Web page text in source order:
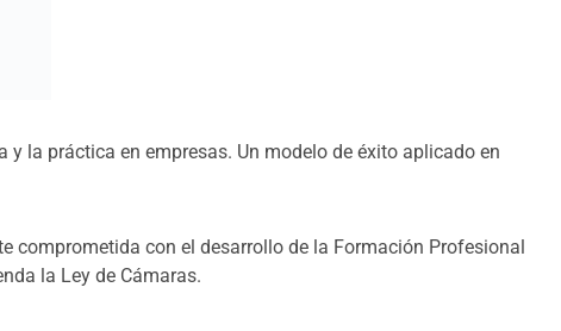
entre Administraciones Educativas y Laborales, los centros
sociales, haciendo posible el contacto de los alumnos con un
a posteriori a un puesto de trabajo , gracias a las capacidades